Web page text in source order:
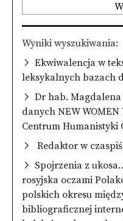
Wyniki wyszukiwania
Ekwiwalencja w
leksykalnych bazach
Dr hab.
danych NEW
Centrum Humanistyki
Redaktor w
Spojrzenia z
rosyjska oczami
polskich okresu
bibliograficznej